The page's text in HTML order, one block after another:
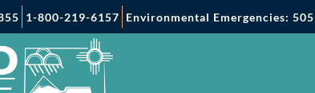
1-800-219-6157 Environmental Emergencies: